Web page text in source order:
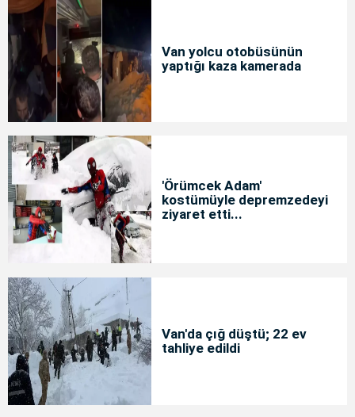
Van yolcu otobüsünün
yaptığı kaza kamerada
'Örümcek Adam'
kostümüyle depremzedeyi
ziyaret etti...
Van'da çığ düştü; 22 ev
tahliye edildi